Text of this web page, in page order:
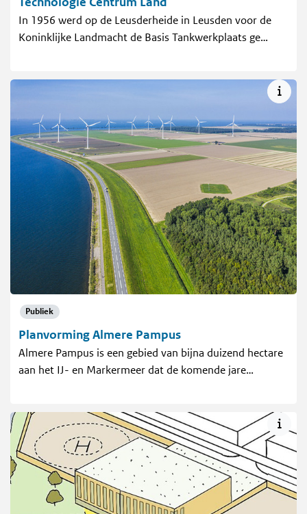
In 1956 werd op de Leusderheide in Leusden voor de
Koninklijke Landmacht de Basis Tankwerkplaats ge…
Planvorming Almere Pampus
Publiek
Almere Pampus is een gebied van bijna duizend hectare
aan het IJ- en Markermeer dat de komende jare…